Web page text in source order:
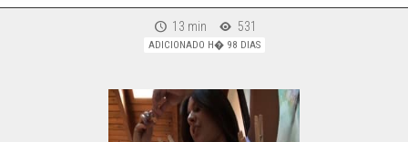
13 min 531
ADICIONADO H� 98 DIAS